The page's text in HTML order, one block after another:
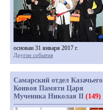
основан 31 января 2017 г.
Другие события
Самарский отдел Казачьего
Конвоя Памяти Царя
Мученика Николая II (149)